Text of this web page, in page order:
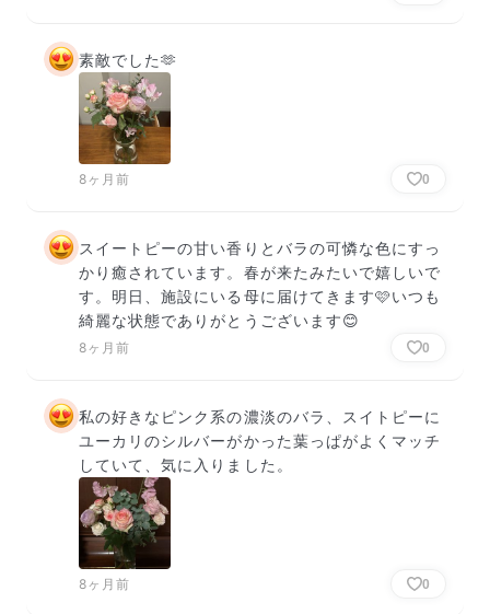
素敵でした🫶
8ヶ月前 0
スイートピーの甘い香りとバラの可憐な色にすっ
かり癒されています。春が来たみたいで嬉しいで
す。明日、施設にいる母に届けてきます🩷いつも
綺麗な状態でありがとうございます😊
8ヶ月前 0
私の好きなピンク系の濃淡のバラ、スイトピーに
ユーカリのシルバーがかった葉っぱがよくマッチ
していて、気に入りました。
8ヶ月前 0